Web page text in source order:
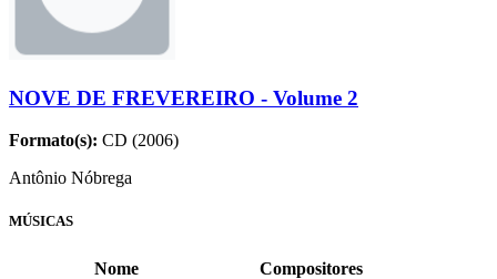
NOVE DE FREVEREIRO - Volume 2
Formato(s): CD (2006)
Antônio Nóbrega
MÚSICAS
Nome
Compositores